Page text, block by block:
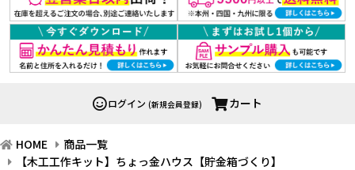
ログイン (新規会員登録) カート
HOME
商品一覧
【木工工作キット】ちょっ金ハウス【貯金箱づくり】